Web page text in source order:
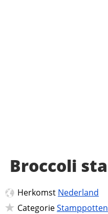
Broccoli
Herkomst Nederland
CategorieStamppotten